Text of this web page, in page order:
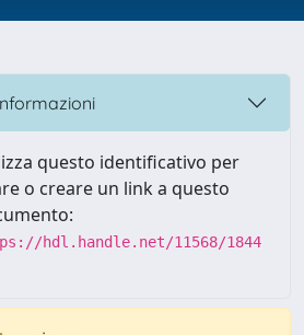
questo identificativo per
o creare un link a questo
hdl.handle.net/11568/1844